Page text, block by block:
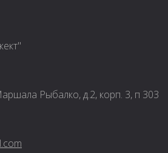
Рыбалко, д.2, корп. 3, п 303